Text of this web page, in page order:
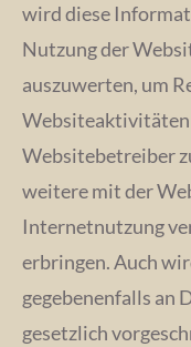
wird diese
Nutzung der
auszuwerten, um
Websiteaktivitäten
Websitebetreiber
weitere mit der
Internetnutzung
erbringen. Auch
gegebenenfalls an
gesetzlich